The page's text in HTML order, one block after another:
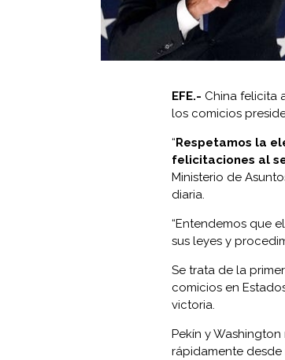
EFE.- China felicita
los comicios
“Respetamos la
felicitaciones al
Ministerio de
diaria.
“Entendemos que
sus leyes y
Se trata de la
comicios en
victoria.
Pekín y
rápidamente desde